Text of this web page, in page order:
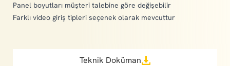
Panel boyutları müşteri talebine göre değişebilir
Farklı video giriş tipleri seçenek olarak mevcuttur
Teknik Doküman